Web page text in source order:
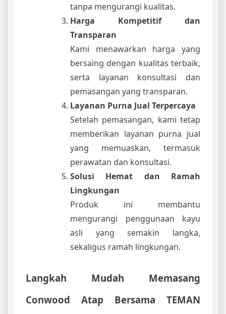
tanpa mengurangi kualitas.
Harga Kompetitif dan
Transparan
Kami menawarkan harga yang
bersaing dengan kualitas terbaik,
serta layanan konsultasi dan
pemasangan yang transparan.
Layanan Purna Jual Terpercaya
Setelah pemasangan, kami tetap
memberikan layanan purna jual
yang memuaskan, termasuk
perawatan dan konsultasi.
Solusi Hemat dan Ramah
Lingkungan
Produk ini membantu
mengurangi penggunaan kayu
asli yang semakin langka,
sekaligus ramah lingkungan.
Langkah Mudah Memasang
Conwood Atap Bersama TEMAN